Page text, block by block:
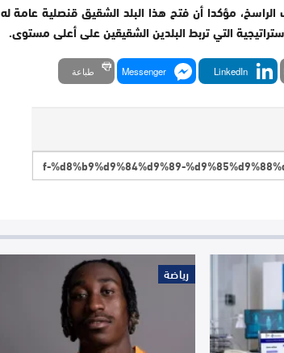
مؤكدا أن فتح هذا البلد الشقيق قنصلية عامة له
LinkedIn
Messenger طباعة
رياضة